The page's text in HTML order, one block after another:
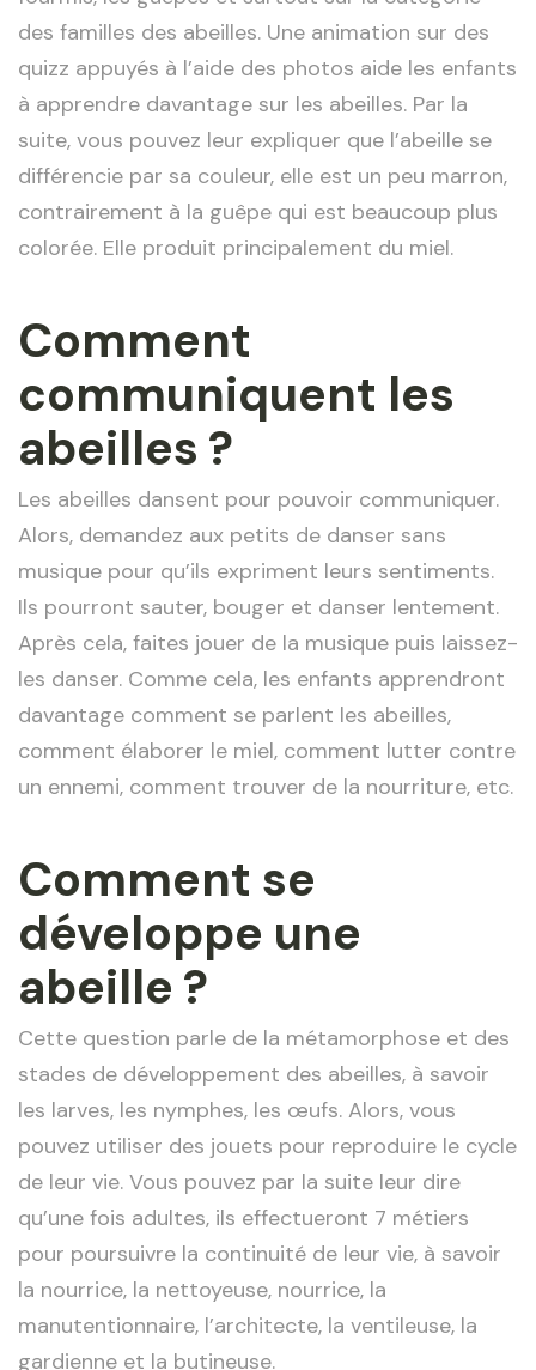
des familles des abeilles. Une animation sur des
quizz appuyés à l’aide des photos aide les enfants
à apprendre davantage sur les abeilles. Par la
suite, vous pouvez leur expliquer que l’abeille se
différencie par sa couleur, elle est un peu marron,
contrairement à la guêpe qui est beaucoup plus
colorée. Elle produit principalement du miel.
Comment
communiquent les
abeilles ?
Les abeilles dansent pour pouvoir communiquer.
Alors, demandez aux petits de danser sans
musique pour qu’ils expriment leurs sentiments.
Ils pourront sauter, bouger et danser lentement.
Après cela, faites jouer de la musique puis laissez-
les danser. Comme cela, les enfants apprendront
davantage comment se parlent les abeilles,
comment élaborer le miel, comment lutter contre
un ennemi, comment trouver de la nourriture, etc.
Comment se
développe une
abeille ?
Cette question parle de la métamorphose et des
stades de développement des abeilles, à savoir
les larves, les nymphes, les œufs. Alors, vous
pouvez utiliser des jouets pour reproduire le cycle
de leur vie. Vous pouvez par la suite leur dire
qu’une fois adultes, ils effectueront 7 métiers
pour poursuivre la continuité de leur vie, à savoir
la nourrice, la nettoyeuse, nourrice, la
manutentionnaire, l’architecte, la ventileuse, la
gardienne et la butineuse.